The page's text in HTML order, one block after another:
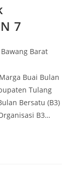
7
Barat
Buai Bulan
Tulang
Bersatu (B3)
B3…